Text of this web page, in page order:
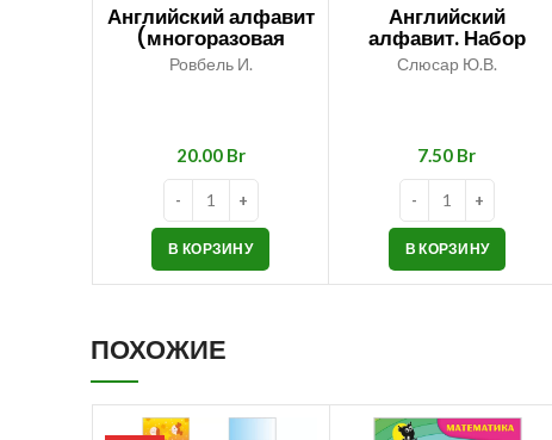
Английский алфавит
(многоразовая
тетрадь «пиши-
Ровбель И.
Br
В КОРЗИНУ
Английский
алфавит. Набор
обучающих карточек
Слюсар Ю.В.
Br
В КОРЗИНУ
ПОХОЖИЕ